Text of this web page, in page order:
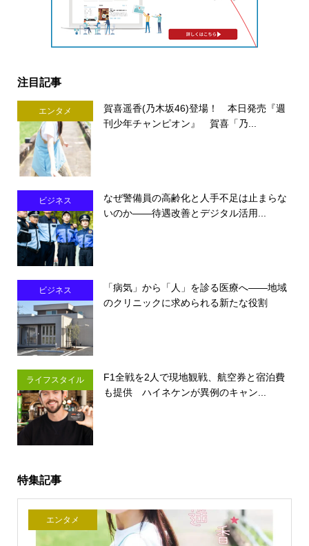
注目記事
エンタメ
賀喜遥香(乃木坂46)登場！ 本日発売『週
刊少年チャンピオン』 賀喜「乃...
ビジネス
なぜ警備員の高齢化と人手不足は止まらな
いのか――待遇改善とデジタル活用...
ビジネス
「病気」から「人」を診る医療へ――地域
のクリニックに求められる新たな役割
ライフスタイル
F1全戦を2人で現地観戦、航空券と宿泊費
も提供 ハイネケンが異例のキャン...
特集記事
エンタメ